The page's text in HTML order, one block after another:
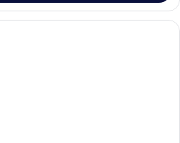
Ein Schlafzimmer mit einem großen